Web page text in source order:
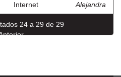
Internet
Alejandra
24 a 29 de 29